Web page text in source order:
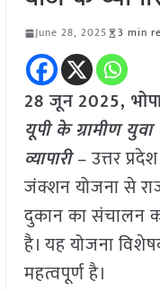
June 28, 2025 3 min
28 जून 2025,
यूपी के ग्रामीण
व्यापारी– उत्तर
जंक्शन योजना से
दुकान का संचालन
है। यह योजना
महत्वपूर्ण है।